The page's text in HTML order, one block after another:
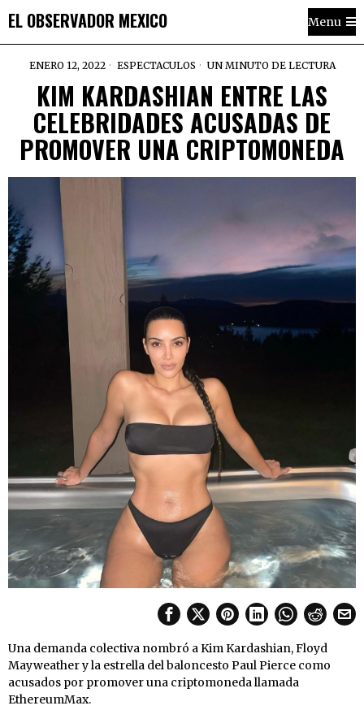
EL OBSERVADOR MEXICO Menu
ENERO 12, 2022 ESPECTACULOS UN MINUTO DE LECTURA
KIM KARDASHIAN ENTRE LAS
CELEBRIDADES ACUSADAS DE
PROMOVER UNA CRIPTOMONEDA
Una demanda colectiva nombró a Kim Kardashian, Floyd
Mayweather y la estrella del baloncesto Paul Pierce como
acusados por promover una criptomoneda llamada
EthereumMax.